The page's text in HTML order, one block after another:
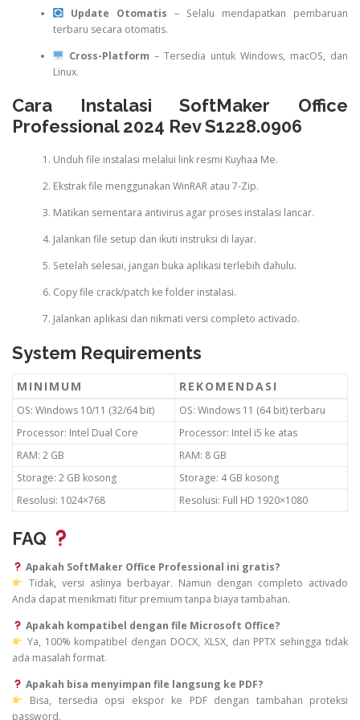
Update Otomatis – Selalu mendapatkan pembaruan
terbaru secara otomatis.
Cross-Platform – Tersedia untuk Windows, macOS, dan
Linux.
Cara Instalasi SoftMaker Office
Professional 2024 Rev S1228.0906
Unduh file instalasi melalui link resmi Kuyhaa Me.
Ekstrak file menggunakan WinRAR atau 7-Zip.
Matikan sementara antivirus agar proses instalasi lancar.
Jalankan file setup dan ikuti instruksi di layar.
Setelah selesai, jangan buka aplikasi terlebih dahulu.
Copy file crack/patch ke folder instalasi.
Jalankan aplikasi dan nikmati versi completo activado.
System Requirements
MINIMUM REKOMENDASI
OS: Windows 10/11 (32/64 bit)
OS: Windows 11 (64 bit) terbaru
Processor: Intel Dual Core
Processor: Intel i5 ke atas
RAM: 2 GB
RAM: 8 GB
Storage: 2 GB kosong
Storage: 4 GB kosong
Resolusi: 1024×768
Resolusi: Full HD 1920×1080
FAQ
Apakah SoftMaker Office Professional ini gratis?
Tidak, versi aslinya berbayar. Namun dengan completo activado
Anda dapat menikmati fitur premium tanpa biaya tambahan.
Apakah kompatibel dengan file Microsoft Office?
Ya, 100% kompatibel dengan DOCX, XLSX, dan PPTX sehingga tidak
ada masalah format.
Apakah bisa menyimpan file langsung ke PDF?
Bisa, tersedia opsi ekspor ke PDF dengan tambahan proteksi
password.